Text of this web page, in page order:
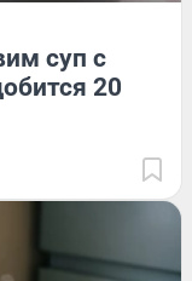
суп с
20